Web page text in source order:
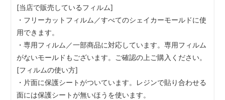
[当店で販売しているフィルム]
・フリーカットフィルム／すべてのシェイカーモールドに使
用できます。
・専用フィルム／一部商品に対応しています。専用フィルム
がないモールドもございます。ご確認の上ご購入ください。
[フィルムの使い方]
・片面に保護シートがついています。レジンで貼り合わせる
面には保護シートが無いほうを使います。